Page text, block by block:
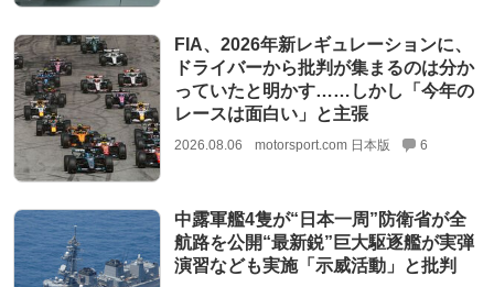
FIA、2026年新レギュレーションに、
ドライバーから批判が集まるのは分か
っていたと明かす……しかし「今年の
レースは面白い」と主張
2026.08.06 motorsport.com 日本版 6
中露軍艦4隻が“日本一周”防衛省が全
航路を公開“最新鋭”巨大駆逐艦が実弾
演習なども実施「示威活動」と批判